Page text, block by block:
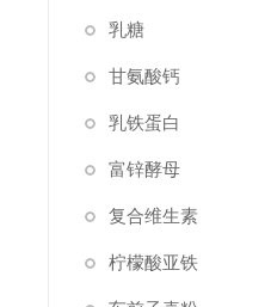
乳糖
甘氨酸钙
乳铁蛋白
富锌酵母
复合维生素
柠檬酸亚铁